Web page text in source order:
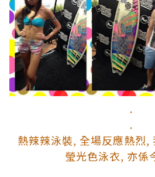
.
.
熱辣辣泳裝, 全場反應熱烈,
瑩光色泳衣, 亦係